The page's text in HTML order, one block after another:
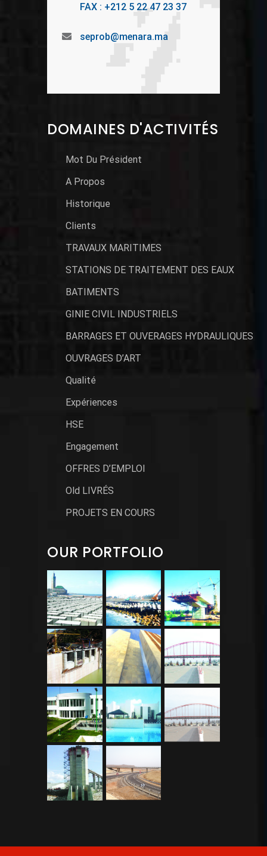
FAX : +212 5 22 47 23 37
seprob@menara.ma
DOMAINES D'ACTIVITÉS
Mot Du Président
A Propos
Historique
Clients
TRAVAUX MARITIMES
STATIONS DE TRAITEMENT DES EAUX
BATIMENTS
GINIE CIVIL INDUSTRIELS
BARRAGES ET OUVERAGES HYDRAULIQUES
OUVRAGES D’ART
Qualité
Expériences
HSE
Engagement
OFFRES D’EMPLOI
Old LIVRÉS
PROJETS EN COURS
OUR PORTFOLIO